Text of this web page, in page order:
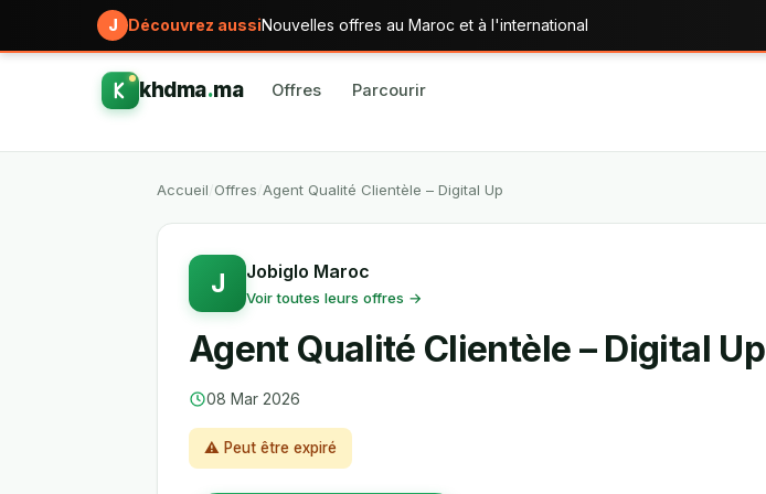
J Découvrez aussiNouvelles offres au Maroc et à l'international
khdma.ma Offres Parcourir
Accueil Offres Agent Qualité Clientèle – Digital Up
J Jobiglo Maroc
Voir toutes leurs offres →
Agent Qualité Clientèle – Digital Up
08 Mar 2026
⚠ Peut être expiré